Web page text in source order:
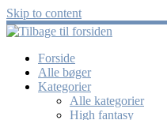
Skip to content
Forside
Alle bøger
Kategorier
Alle kategorier
High fantasy